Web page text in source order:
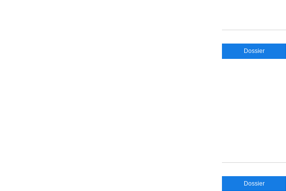
Dossier
Dossier